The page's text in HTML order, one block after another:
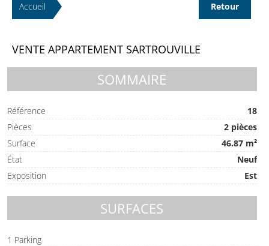
Accueil Retour
VENTE APPARTEMENT SARTROUVILLE
SOMMAIRE
Référence
18
Pièces
2 pièces
Surface
46.87 m²
État
Neuf
Exposition
Est
SURFACES
1 Parking